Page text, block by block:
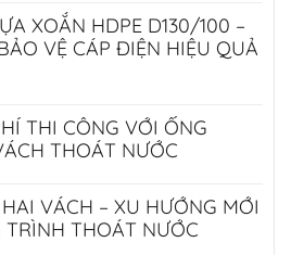
XOẮN HDPE D130/100 –
VỆ CÁP ĐIỆN HIỆU QUẢ
THI CÔNG VỚI ỐNG
THOÁT NƯỚC
VÁCH – XU HƯỚNG MỚI
TRÌNH THOÁT NƯỚC